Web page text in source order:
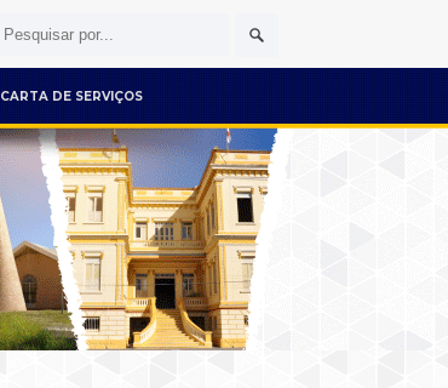
CARTA DE SERVIÇOS